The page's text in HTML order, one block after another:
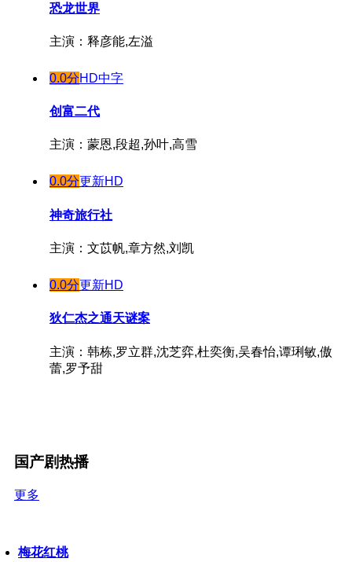
恐龙世界
主演：释彦能,左溢
0.0分HD中字
创富二代
主演：蒙恩,段超,孙叶,高雪
0.0分更新HD
神奇旅行社
主演：文苡帆,章方然,刘凯
0.0分更新HD
狄仁杰之通天谜案
主演：韩栋,罗立群,沈芝弈,杜奕衡,吴春怡,谭琍敏,傲
蕾,罗予甜
国产剧热播
更多
梅花红桃